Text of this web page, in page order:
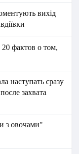
вихід
фактов о том,
наступать сразу
захвата
з овочами"